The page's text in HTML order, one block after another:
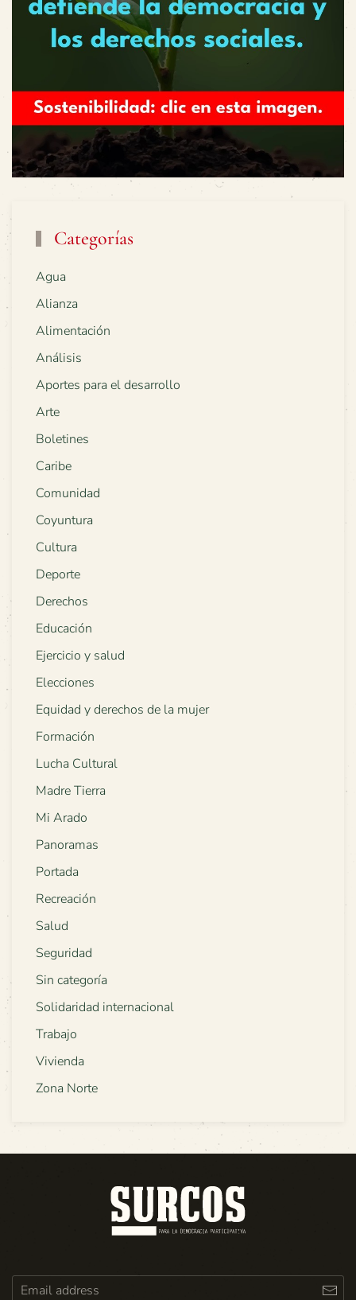
Categorías
Agua
Alianza
Alimentación
Análisis
Aportes para el desarrollo
Arte
Boletines
Caribe
Comunidad
Coyuntura
Cultura
Deporte
Derechos
Educación
Ejercicio y salud
Elecciones
Equidad y derechos de la mujer
Formación
Lucha Cultural
Madre Tierra
Mi Arado
Panoramas
Portada
Recreación
Salud
Seguridad
Sin categoría
Solidaridad internacional
Trabajo
Vivienda
Zona Norte